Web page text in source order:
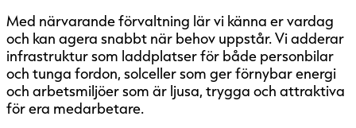
Med närvarande förvaltning lär vi känna er vardag
och kan agera snabbt när behov uppstår. Vi adderar
infrastruktur som laddplatser för både personbilar
och tunga fordon, solceller som ger förnybar energi
och arbetsmiljöer som är ljusa, trygga och attraktiva
för era medarbetare.